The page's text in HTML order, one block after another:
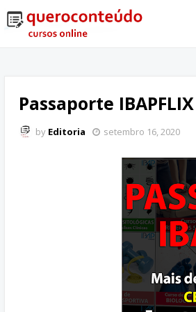
Passaporte IBAPFLIX
by Editoria setembro 16, 2020